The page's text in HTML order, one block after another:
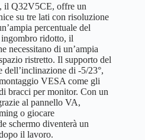
il Q32V5CE, offre un
su tre lati con risoluzione
percentuale del
ridotto, il
necessitano di un’ampia
ristretto. Il supporto del
di -5/23°,
VESA come gli
bracci per monitor. Con un
al pannello VA,
o giocare
schermo diventerà un
il lavoro.